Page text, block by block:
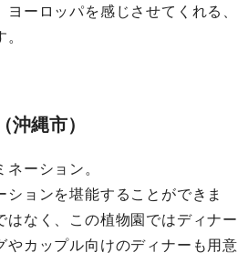
ーロッパを感じさせてくれる、
縄市）
ーション。
ョンを堪能することができま
なく、この植物園ではディナー
カップル向けのディナーも用意